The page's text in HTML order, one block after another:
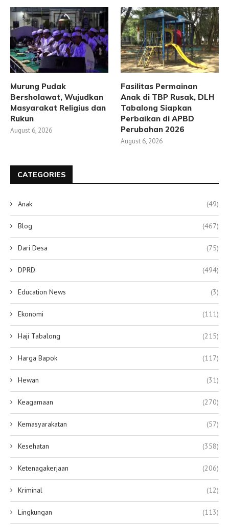
Murung Pudak
Bersholawat, Wujudkan
Masyarakat Religius dan
Rukun
August 6, 2026
Fasilitas Permainan
Anak di TBP Rusak, DLH
Tabalong Siapkan
Perbaikan di APBD
Perubahan 2026
August 6, 2026
CATEGORIES
Anak (49)
Blog (467)
Dari Desa (75)
DPRD (494)
Education News (3)
Ekonomi (111)
Haji Tabalong (215)
Harga Bapok (117)
Hewan (31)
Keagamaan (270)
Kemasyarakatan (57)
Kesehatan (358)
Ketenagakerjaan (206)
Kriminal (12)
Lingkungan (113)